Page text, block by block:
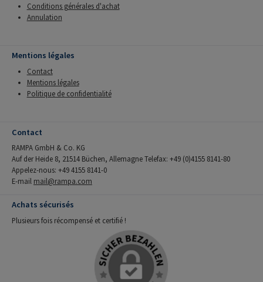
Conditions générales d'achat
Annulation
Mentions légales
Contact
Mentions légales
Politique de confidentialité
Contact
RAMPA GmbH & Co. KG
Auf der Heide 8, 21514 Büchen, Allemagne Telefax: +49 (0)4155 8141-80
Appelez-nous: +49 4155 8141-0
E-mail mail@rampa.com
Achats sécurisés
Plusieurs fois récompensé et certifié !